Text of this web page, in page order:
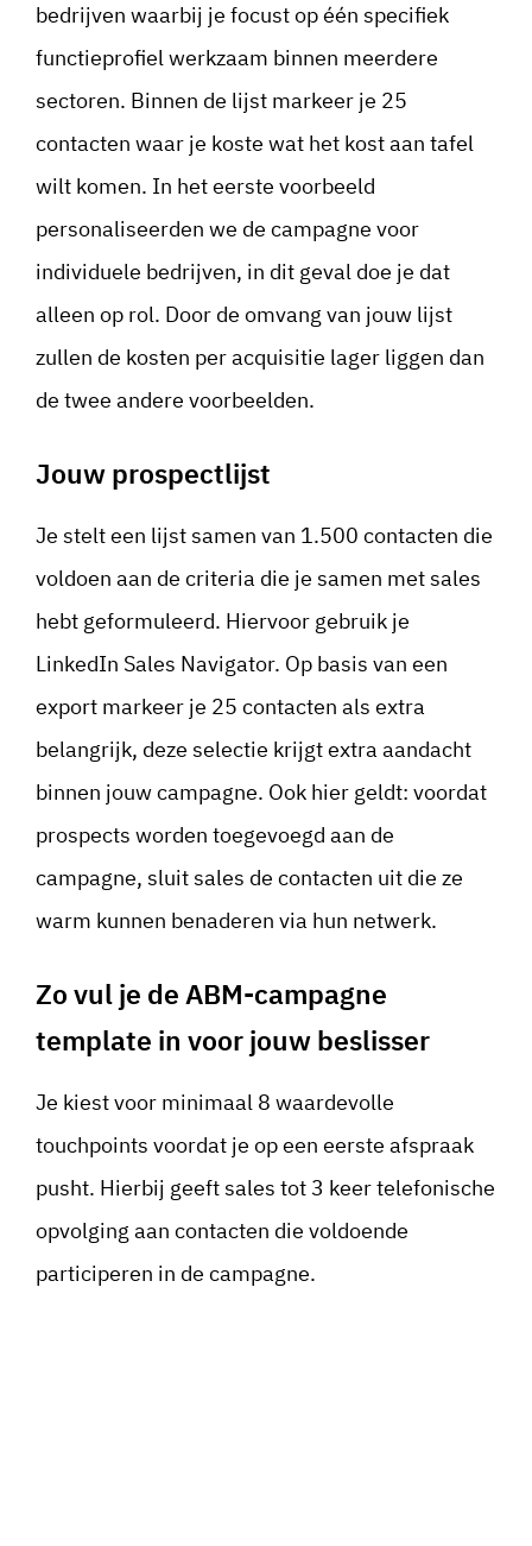
bedrijven waarbij je focust op één specifiek
functieprofiel werkzaam binnen meerdere
sectoren. Binnen de lijst markeer je 25
contacten waar je koste wat het kost aan tafel
wilt komen. In het eerste voorbeeld
personaliseerden we de campagne voor
individuele bedrijven, in dit geval doe je dat
alleen op rol. Door de omvang van jouw lijst
zullen de kosten per acquisitie lager liggen dan
de twee andere voorbeelden.
Jouw prospectlijst
Je stelt een lijst samen van 1.500 contacten die
voldoen aan de criteria die je samen met sales
hebt geformuleerd. Hiervoor gebruik je
LinkedIn Sales Navigator. Op basis van een
export markeer je 25 contacten als extra
belangrijk, deze selectie krijgt extra aandacht
binnen jouw campagne. Ook hier geldt: voordat
prospects worden toegevoegd aan de
campagne, sluit sales de contacten uit die ze
warm kunnen benaderen via hun netwerk.
Zo vul je de ABM-campagne
template in voor jouw beslisser
Je kiest voor minimaal 8 waardevolle
touchpoints voordat je op een eerste afspraak
pusht. Hierbij geeft sales tot 3 keer telefonische
opvolging aan contacten die voldoende
participeren in de campagne.